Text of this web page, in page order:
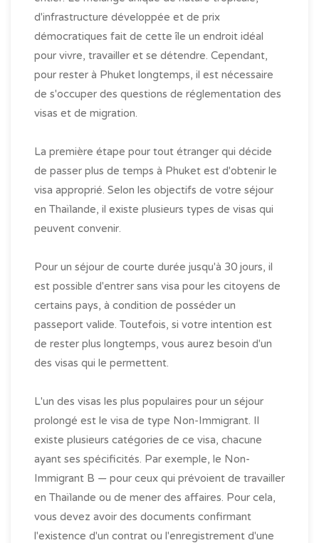
d'infrastructure développée et de prix
démocratiques fait de cette île un endroit idéal
pour vivre, travailler et se détendre. Cependant,
pour rester à Phuket longtemps, il est nécessaire
de s'occuper des questions de réglementation des
visas et de migration.
La première étape pour tout étranger qui décide
de passer plus de temps à Phuket est d'obtenir le
visa approprié. Selon les objectifs de votre séjour
en Thaïlande, il existe plusieurs types de visas qui
peuvent convenir.
Pour un séjour de courte durée jusqu'à 30 jours, il
est possible d'entrer sans visa pour les citoyens de
certains pays, à condition de posséder un
passeport valide. Toutefois, si votre intention est
de rester plus longtemps, vous aurez besoin d'un
des visas qui le permettent.
L'un des visas les plus populaires pour un séjour
prolongé est le visa de type Non-Immigrant. Il
existe plusieurs catégories de ce visa, chacune
ayant ses spécificités. Par exemple, le Non-
Immigrant B — pour ceux qui prévoient de travailler
en Thaïlande ou de mener des affaires. Pour cela,
vous devez avoir des documents confirmant
l'existence d'un contrat ou l'enregistrement d'une